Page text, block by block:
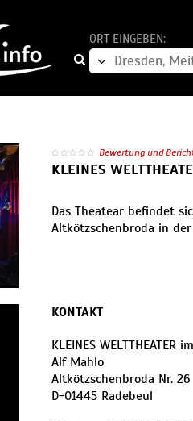
ORT EINGEBEN:
Bewertung und
KLEINES
Das Theatear befindet
Altkötzschenbroda in
KONTAKT
KLEINES WELTTHEATER​
Alf Mahlo
Altkötzschenbroda Nr. 26
D-01445 Radebeul